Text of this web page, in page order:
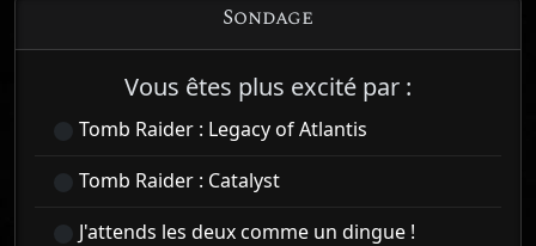
Sondage
Vous êtes plus excité par :
Tomb Raider : Legacy of Atlantis
Tomb Raider : Catalyst
J'attends les deux comme un dingue !